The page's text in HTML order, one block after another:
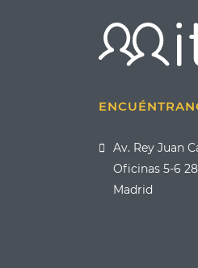
Av. Rey Juan
Oficinas 5-6
Madrid